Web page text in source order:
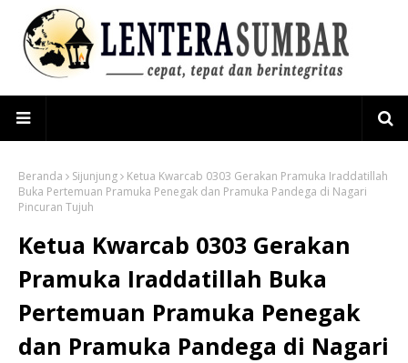
Beranda Sijunjung
Ketua Kwarcab 0303 Gerakan Pramuka Iraddatillah
Buka Pertemuan Pramuka Penegak dan Pramuka Pandega di Nagari
Pincuran Tujuh
Ketua Kwarcab 0303 Gerakan
Pramuka Iraddatillah Buka
Pertemuan Pramuka Penegak
dan Pramuka Pandega di Nagari